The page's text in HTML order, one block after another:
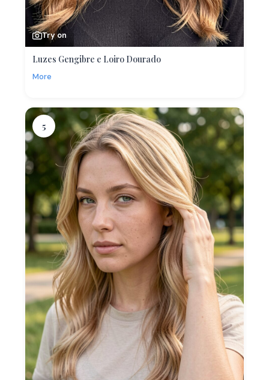
Try on
Luzes Gengibre e Loiro Dourado
More
5